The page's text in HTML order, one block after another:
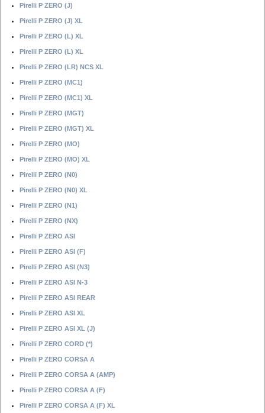
Pirelli P ZERO (J)
Pirelli P ZERO (J) XL
Pirelli P ZERO (L) XL
Pirelli P ZERO (L) XL
Pirelli P ZERO (LR) NCS XL
Pirelli P ZERO (MC1)
Pirelli P ZERO (MC1) XL
Pirelli P ZERO (MGT)
Pirelli P ZERO (MGT) XL
Pirelli P ZERO (MO)
Pirelli P ZERO (MO) XL
Pirelli P ZERO (N0)
Pirelli P ZERO (N0) XL
Pirelli P ZERO (N1)
Pirelli P ZERO (NX)
Pirelli P ZERO ASI
Pirelli P ZERO ASI (F)
Pirelli P ZERO ASI (N3)
Pirelli P ZERO ASI N-3
Pirelli P ZERO ASI REAR
Pirelli P ZERO ASI XL
Pirelli P ZERO ASI XL (J)
Pirelli P ZERO CORD (*)
Pirelli P ZERO CORSA A
Pirelli P ZERO CORSA A (AMP)
Pirelli P ZERO CORSA A (F)
Pirelli P ZERO CORSA A (F) XL